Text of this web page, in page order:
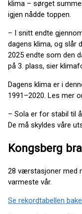
klima – sørget
igjen nådde toppen.
– I snitt endte
dagens klima, og slår
2025 endte som den
på 3. plass, sier
Dagens klima er i
1991–2020. Les mer
– Sola er for stabil til
De må skyldes våre
Kongsberg
28 værstasjoner med
varmeste vår.
Se rekordtabellen